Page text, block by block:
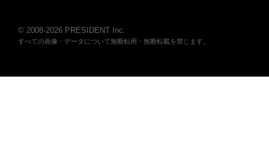
© 2008-2026 PRESIDENT Inc.
すべての画像・データについて無断転用・無断転載を禁じます。